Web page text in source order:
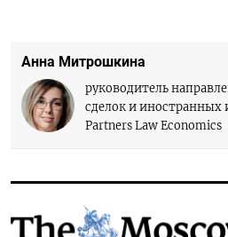
Анна Митрошкина
руководитель
сделок и иностранных
Partners Law Economics